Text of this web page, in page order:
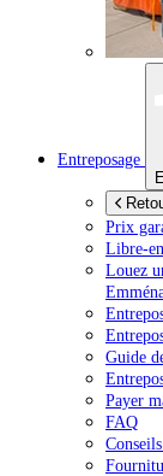
Entreposage
Prix
Libre-
Louez
Guide
Payer
FAQ